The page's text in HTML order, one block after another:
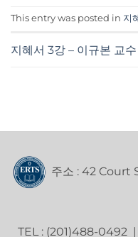
This entry was posted in 지
지혜서 3강 – 이규본 교수
주소 : 42 Court
TEL : (201)488-